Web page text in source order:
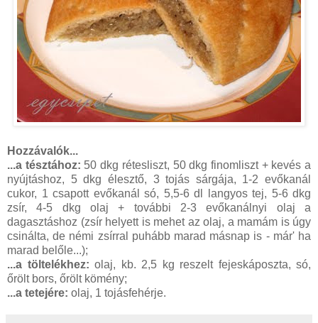
Hozzávalók...
...a tésztához: 50 dkg rétesliszt, 50 dkg finomliszt + kevés a
nyújtáshoz, 5 dkg élesztő, 3 tojás sárgája, 1-2 evőkanál
cukor, 1 csapott evőkanál só, 5,5-6 dl langyos tej, 5-6 dkg
zsír, 4-5 dkg olaj + további 2-3 evőkanálnyi olaj a
dagasztáshoz (zsír helyett is mehet az olaj, a mamám is úgy
csinálta, de némi zsírral puhább marad másnap is - már' ha
marad belőle...);
...a töltelékhez: olaj, kb. 2,5 kg reszelt fejeskáposzta, só,
őrölt bors, őrölt kömény;
...a tetejére: olaj, 1 tojásfehérje.